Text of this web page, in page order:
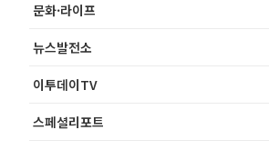
문화·라이프
뉴스발전소
이투데이TV
스페셜리포트